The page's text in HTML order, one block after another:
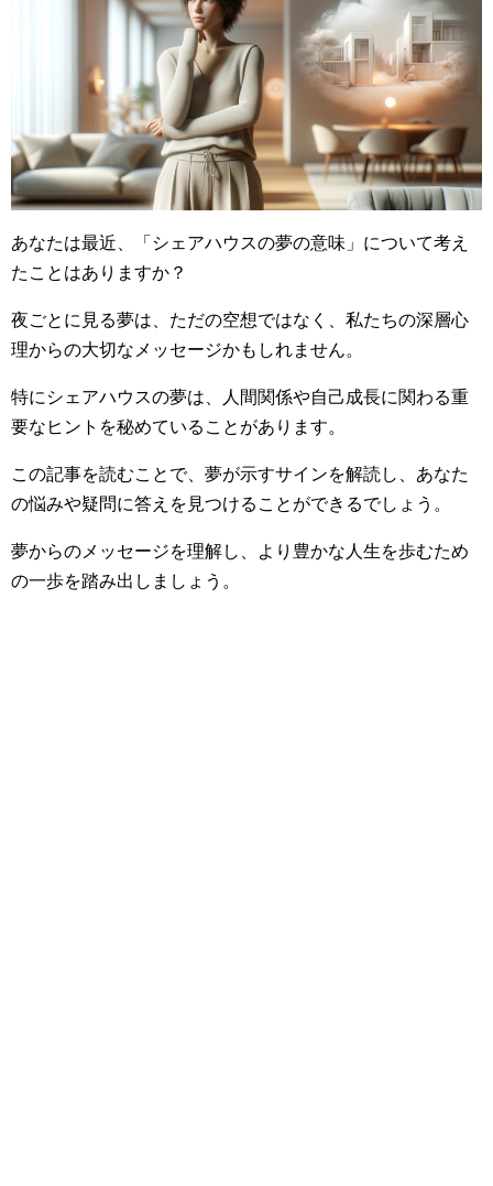
あなたは最近、「シェアハウスの夢の意味」について考え
たことはありますか？
夜ごとに見る夢は、ただの空想ではなく、私たちの深層心
理からの大切なメッセージかもしれません。
特にシェアハウスの夢は、人間関係や自己成長に関わる重
要なヒントを秘めていることがあります。
この記事を読むことで、夢が示すサインを解読し、あなた
の悩みや疑問に答えを見つけることができるでしょう。
夢からのメッセージを理解し、より豊かな人生を歩むため
の一歩を踏み出しましょう。